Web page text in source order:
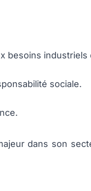
besoins industriels
sociale.
dans son